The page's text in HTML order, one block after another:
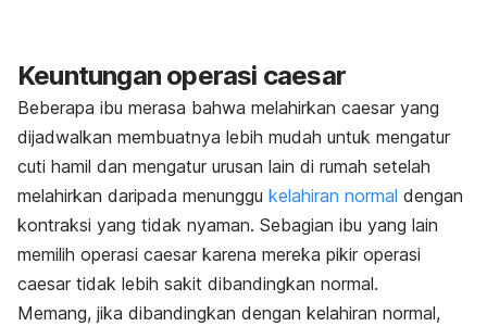
Keuntungan operasi caesar
Beberapa ibu merasa bahwa melahirkan caesar yang
dijadwalkan membuatnya lebih mudah untuk mengatur
cuti hamil dan mengatur urusan lain di rumah setelah
melahirkan daripada menunggu kelahiran normal dengan
kontraksi yang tidak nyaman. Sebagian ibu yang lain
memilih operasi caesar karena mereka pikir operasi
caesar tidak lebih sakit dibandingkan normal.
Memang, jika dibandingkan dengan kelahiran normal,